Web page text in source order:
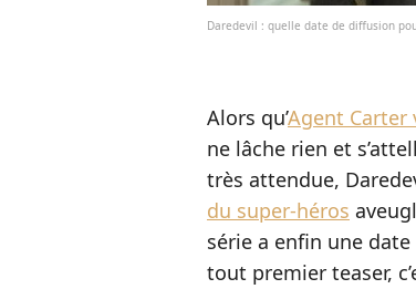
Daredevil : quelle date de diffusion
Alors qu’Agent
ne lâche rien et
très attendue,
du super-héros
série a enfin une
tout premier teaser,